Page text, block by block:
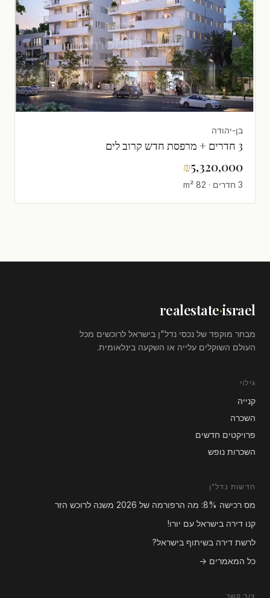
בן-יהודה
3 חדרים + מרפסת חדש קרוב לים
₪5,320,000
3 חדרים · 82 m²
realestate·israel
מבחר מוקפד של נכסי נדל"ן בישראל לרוכשים מכל
העולם השוקלים עלייה או השקעה בינלאומית.
גילוי
קנייה
השכרה
פרויקטים חדשים
השכרות נופש
חדשות נדל"ן
מס רכישה 8%: מה הרפורמה של 2026 משנה לרוכש הזר
קנו דירה בישראל עם יורו!
לרשת דירה בשיתוף בישראל?
כל המאמרים →
צור קשר